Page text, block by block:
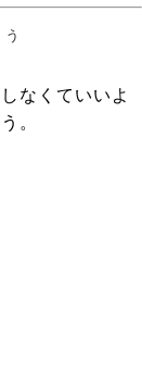
なくていいよ
。